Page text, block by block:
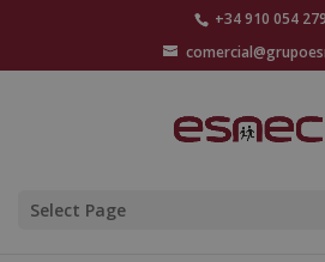
+34 910 054 279
Select Page